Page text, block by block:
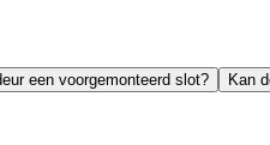
een voorgemonteerd slot?
Kan